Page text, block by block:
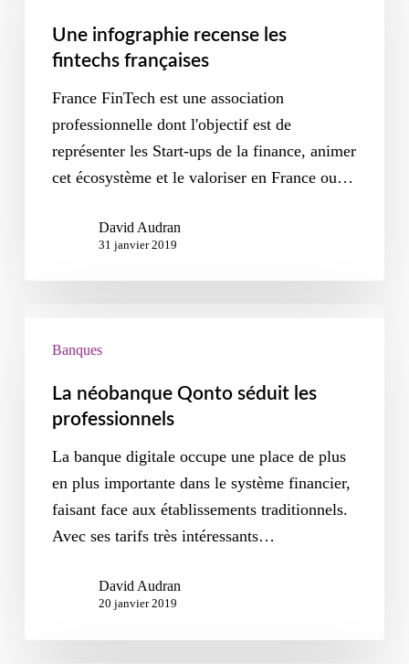
Une infographie recense les
fintechs françaises
France FinTech est une association
professionnelle dont l'objectif est de
représenter les Start-ups de la finance, animer
cet écosystème et le valoriser en France ou…
David Audran
31 janvier 2019
Banques
La néobanque Qonto séduit les
professionnels
La banque digitale occupe une place de plus
en plus importante dans le système financier,
faisant face aux établissements traditionnels.
Avec ses tarifs très intéressants…
David Audran
20 janvier 2019